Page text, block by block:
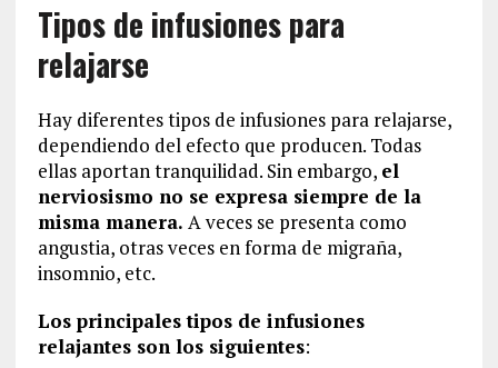
Tipos de infusiones para
relajarse
Hay diferentes tipos de infusiones para relajarse,
dependiendo del efecto que producen. Todas
ellas aportan tranquilidad. Sin embargo, el
nerviosismo no se expresa siempre de la
misma manera. A veces se presenta como
angustia, otras veces en forma de migraña,
insomnio, etc.
Los principales tipos de infusiones
relajantes son los siguientes: